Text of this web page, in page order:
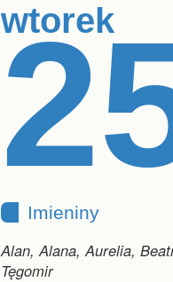
wtorek
Imieniny
Alan, Alana, Aurelia,
Tęgomir